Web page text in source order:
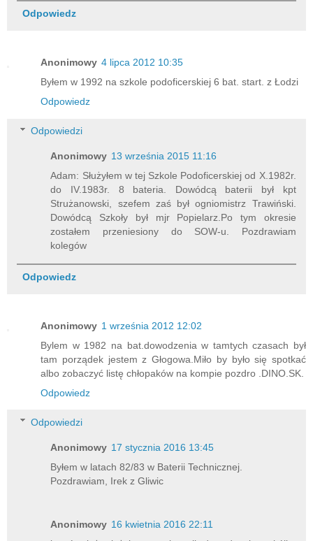
Odpowiedz
Anonimowy 4 lipca 2012 10:35
Byłem w 1992 na szkole podoficerskiej 6 bat. start. z Łodzi
Odpowiedz
Odpowiedzi
Anonimowy 13 września 2015 11:16
Adam: Służyłem w tej Szkole Podoficerskiej od X.1982r.
do IV.1983r. 8 bateria. Dowódcą baterii był kpt
Strużanowski, szefem zaś był ogniomistrz Trawiński.
Dowódcą Szkoły był mjr Popielarz.Po tym okresie
zostałem przeniesiony do SOW-u. Pozdrawiam
kolegów
Odpowiedz
Anonimowy 1 września 2012 12:02
Bylem w 1982 na bat.dowodzenia w tamtych czasach był
tam porządek jestem z Głogowa.Miło by było się spotkać
albo zobaczyć listę chłopaków na kompie pozdro .DINO.SK.
Odpowiedz
Odpowiedzi
Anonimowy 17 stycznia 2016 13:45
Byłem w latach 82/83 w Baterii Technicznej.
Pozdrawiam, Irek z Gliwic
Anonimowy 16 kwietnia 2016 22:11